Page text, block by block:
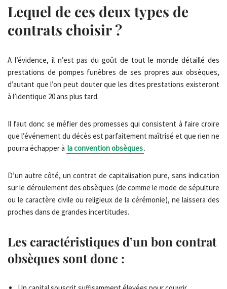
Lequel de ces deux types de
contrats choisir ?
A l’évidence, il n’est pas du goût de tout le monde détaillé des
prestations de pompes funèbres de ses propres aux obsèques,
d’autant que l’on peut douter que les dites prestations existeront
à l’identique 20 ans plus tard.
Il faut donc se méfier des promesses qui consistent à faire croire
que l’événement du décès est parfaitement maîtrisé et que rien ne
pourra échapper à la convention obsèques.
D’un autre côté, un contrat de capitalisation pure, sans indication
sur le déroulement des obsèques (de comme le mode de sépulture
ou le caractère civile ou religieux de la cérémonie), ne laissera des
proches dans de grandes incertitudes.
Les caractéristiques d’un bon contrat
obsèques sont donc :